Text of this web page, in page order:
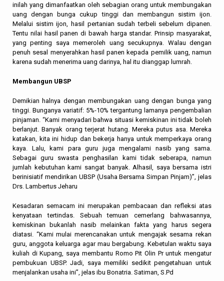
inilah yang dimanfaatkan oleh sebagian orang untuk membungakan
uang dengan bunga cukup tinggi dan membangun sistim ijon.
Melalui sistim ijon, hasil pertanian sudah terbeli sebelum dipanen.
Tentu nilai hasil panen di bawah harga standar. Prinsip masyarakat,
yang penting saya memeroleh uang secukupnya. Walau dengan
penuh sesal menyerahkan hasil panen kepada pemilik uang, namun
karena sudah menerima uang darinya, hal itu dianggap lumrah.
Membangun UBSP
Demikian halnya dengan membungakan uang dengan bunga yang
tinggi. Bunganya variatif: 5%-10% tergantung lamanya pengembalian
pinjaman. “Kami menyadari bahwa situasi kemiskinan ini tidak boleh
berlanjut. Banyak orang terjerat hutang. Mereka putus asa. Mereka
katakan, kita ini hidup dan bekerja hanya untuk memperkaya orang
kaya. Lalu, kami para guru juga mengalami nasib yang sama.
Sebagai guru swasta penghasilan kami tidak seberapa, namun
jumlah kebutuhan kami sangat banyak. Alhasil, saya bersama istri
berinisiatif mendirikan UBSP (Usaha Bersama Simpan Pinjam)”, jelas
Drs. Lambertus Jeharu
Kesadaran semacam ini merupakan pembacaan dan refleksi atas
kenyataan tertindas. Sebuah temuan cemerlang bahwasannya,
kemiskinan bukanlah nasib melainkan fakta yang harus segera
diatasi. “Kami mulai merencanakan untuk mengajak sesama rekan
guru, anggota keluarga agar mau bergabung. Kebetulan waktu saya
kuliah di Kupang, saya membantu Romo Pit Olin Pr untuk mengatur
pembukuan UBSP. Jadi, saya memiliki sedikit pengetahuan untuk
menjalankan usaha ini”, jelas ibu Bonatria. Satiman, S.Pd